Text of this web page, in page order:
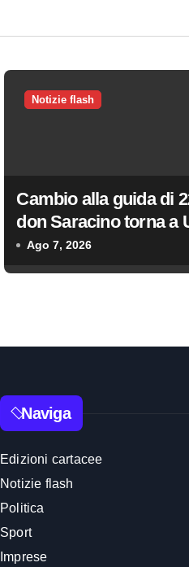
Notizie flash
Cambio alla guida di
don Saracino torna a
Ago 7, 2026
Naviga
Edizioni cartacee
Notizie flash
Politica
Sport
Imprese